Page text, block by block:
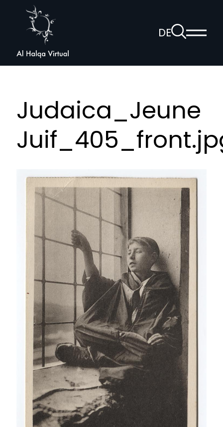
Halqa
DEZur
Suchseite
Judaica_Jeune